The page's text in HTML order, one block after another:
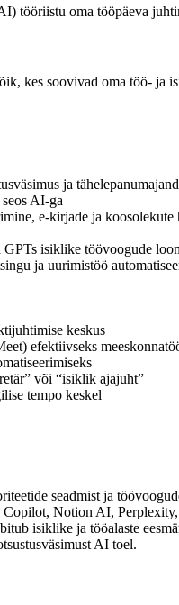
tööriistu oma tööpäeva
kes soovivad oma töö- ja
ja
AI-ga
e-kirjade ja koosolekute
isiklike töövoogude
ja uurimistöö
keskus
efektiivseks
või “isiklik ajajuht”
tempo keskel
seadmist ja
Notion AI,
isiklike ja tööalaste
AI toel.